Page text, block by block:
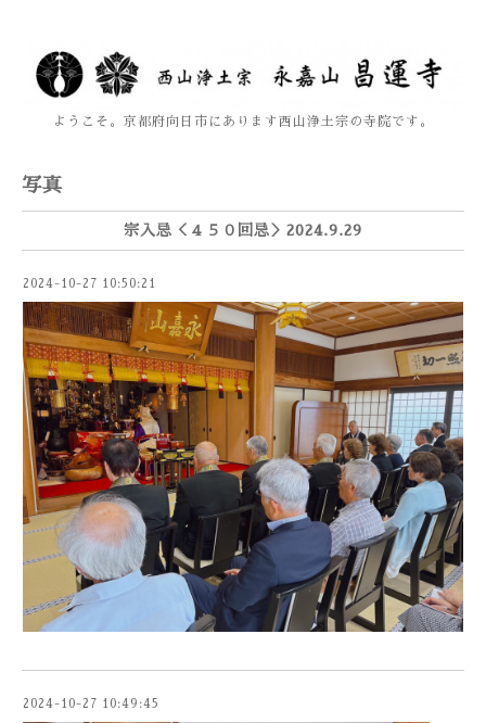
ようこそ。京都府向日市にあります西山浄土宗の寺院です。
写真
宗入忌＜４５０回忌＞2024.9.29
2024-10-27 10:50:21
2024-10-27 10:49:45